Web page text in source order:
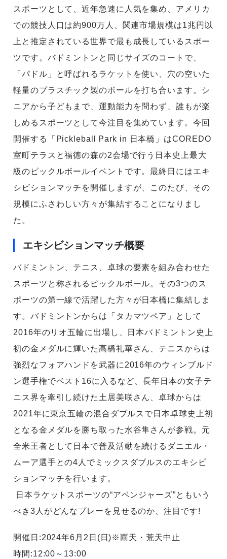
スポーツとして、近年急速に人気を集め、アメリカ
での競技人口は約900万人、関連市場規模は1兆円以
上と推定されている世界で最も成長しているスポー
ツです。バドミントンと同じサイズのコートで、
「パドル」と呼ばれるラケットを使い、穴の空いた
軽量のプラスチック製のボールを打ち合います。シ
ニアから子どもまで、運動能力を問わず、誰もが楽
しめるスポーツとして今注目を集めています。今回
開催する「Pickleball Park in 日本橋」はCOREDO
室町テラスと福徳の森の2会場で行う日本史上最大
級のピックルボールイベントです。最終日にはエキ
シビションマッチを開催しますが、このたび、その
規模にふさわしい方々が集結することになりまし
た。
エキシビションマッチ概要
バドミントン、テニス、卓球の要素を組み合わせた
スポーツと称されるピックルボール。その3つのス
ポーツの第一線で活躍した方々が日本橋に集結しま
す。バドミントンからは「タカマツペア」として
2016年のリオ五輪に出場し、日本バドミントン史上
初の金メダルに輝いた髙橋礼華さん、テニスからは
強烈なフォアハンドを武器に2016年のウィンブルド
ン選手権でベスト16に入るなど、長年日本の女子テ
ニス界を牽引し続けた土居美咲さん、卓球からは
2021年に東京五輪の混合ダブルスで日本卓球史上初
となる金メダルを勝ち取った水谷隼さんが参戦。元
全米王者として日本で普及活動を続けるダニエル・
ムーア選手との4人でミックスダブルスのエキシビ
ションマッチを行います。
日本ラケットスポーツの“アベンジャーズ”ともいう
べき3人がどんなプレーを見せるのか、注目です!
開催日:2024年6月2日(日)※雨天・荒天中止
時間:12:00～13:00